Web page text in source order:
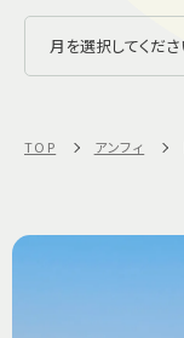
TOP アンフィ